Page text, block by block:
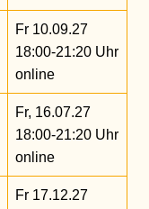
Fr 10.09.27
18:00-21:20 Uhr
online
Fr, 16.07.27
18:00-21:20 Uhr
online
Fr 17.12.27